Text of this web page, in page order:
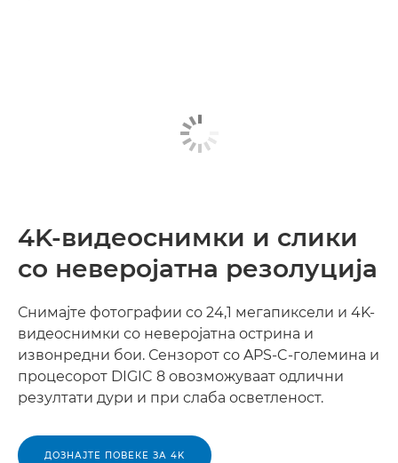
4K-видеоснимки и слики
со неверојатна резолуција
Снимајте фотографии со 24,1 мегапиксели и 4K-
видеоснимки со неверојатна острина и
извонредни бои. Сензорот со APS-C-големина и
процесорот DIGIC 8 овозможуваат одлични
резултати дури и при слаба осветленост.
ДОЗНАЈТЕ ПОВЕКЕ ЗА 4K